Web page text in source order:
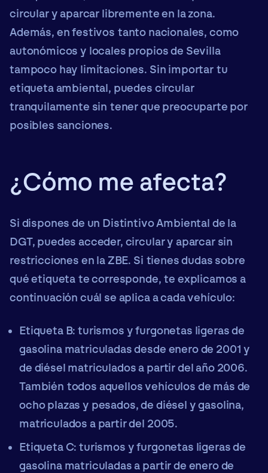
circular y aparcar librementeen la zona.
Además, enfestivos tanto nacionales, como
autonómicos y locales propios de Sevilla
tampoco hay limitaciones. Sin importar tu
etiqueta ambiental, puedes circular
tranquilamente sin tener que preocuparte por
posibles sanciones.
¿Cómo me afecta?
Si dispones de un Distintivo Ambiental de la
DGT, puedes acceder, circular y aparcar sin
restricciones en la ZBE. Si tienes dudas sobre
qué etiqueta te corresponde, te explicamos a
continuación cuál se aplica a cada vehículo:
Etiqueta B:turismos y furgonetas ligeras de
gasolina matriculadas desde enero de 2001 y
de diésel matriculados a partir del año 2006.
También todos aquellos vehículos de más de
ocho plazas y pesados, de diésel y gasolina,
matriculados a partir del 2005.
Etiqueta C:turismos y furgonetas ligeras de
gasolina matriculadas a partir de enero de